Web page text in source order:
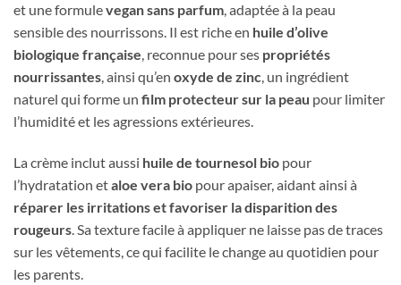
et une formulevegan sans parfum, adaptée à la peau
sensible des nourrissons. Il est riche en huile d’olive
biologique française, reconnue pour ses propriétés
nourrissantes, ainsi qu’en oxyde de zinc, un ingrédient
naturel qui forme un film protecteur sur la peau pour limiter
l’humidité et les agressions extérieures.
La crème inclut aussi huile de tournesol bio pour
l’hydratation etaloe vera bio pour apaiser, aidant ainsi à
réparer les irritations et favoriser la disparition des
rougeurs. Sa texture facile à appliquer ne laisse pas de traces
sur les vêtements, ce qui facilite le change au quotidien pour
les parents.